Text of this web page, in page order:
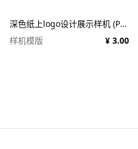
深色纸上logo设计展示样机 (PSD)
样机模版
¥ 3.00